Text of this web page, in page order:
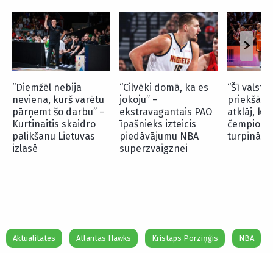
“Diemžēl nebija
neviena, kurš varētu
pārņemt šo darbu” –
Kurtinaitis skaidro
palikšanu Lietuvas
izlasē
“Cilvēki domā, ka es
jokoju” –
ekstravagantais PAO
īpašnieks izteicis
piedāvājumu NBA
superzvaigznei
“Šī valsts
priekšā”
atklāj,
turpinās
Aktualitātes Atlantas Hawks Kristaps Porziņģis NBA